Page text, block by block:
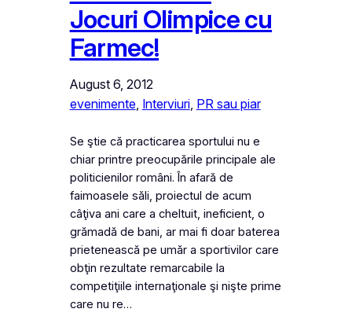
Jocuri Olimpice cu
Farmec!
August 6, 2012
evenimente, Interviuri, PR sau piar
Se ştie că practicarea sportului nu e
chiar printre preocupările principale ale
politicienilor români. În afară de
faimoasele săli, proiectul de acum
câţiva ani care a cheltuit, ineficient, o
grămadă de bani, ar mai fi doar baterea
prietenească pe umăr a sportivilor care
obţin rezultate remarcabile la
competiţiile internaţionale şi nişte prime
care nu re…